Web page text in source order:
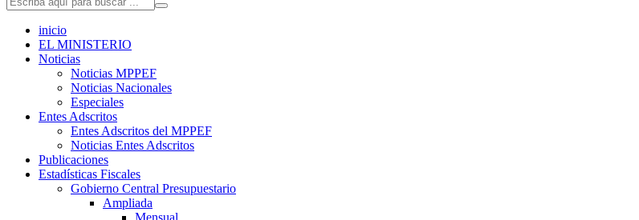
inicio
EL MINISTERIO
Noticias
Noticias MPPEF
Noticias Nacionales
Especiales
Entes Adscritos
Entes Adscritos del MPPEF
Noticias Entes Adscritos
Publicaciones
Estadísticas Fiscales
Gobierno Central Presupuestario
Ampliada
Mensual